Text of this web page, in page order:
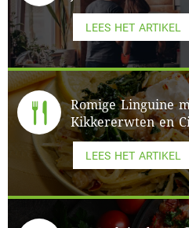
LEES HET ARTIKEL
Romige Linguine
Kikkererwten en
LEES HET ARTIKEL